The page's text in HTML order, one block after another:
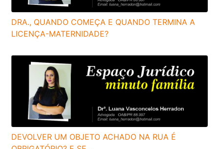
DRA., QUANDO COMEÇA E QUANDO TERMINA A
LICENÇA-MATERNIDADE?
DEVOLVER UM OBJETO ACHADO NA RUA É